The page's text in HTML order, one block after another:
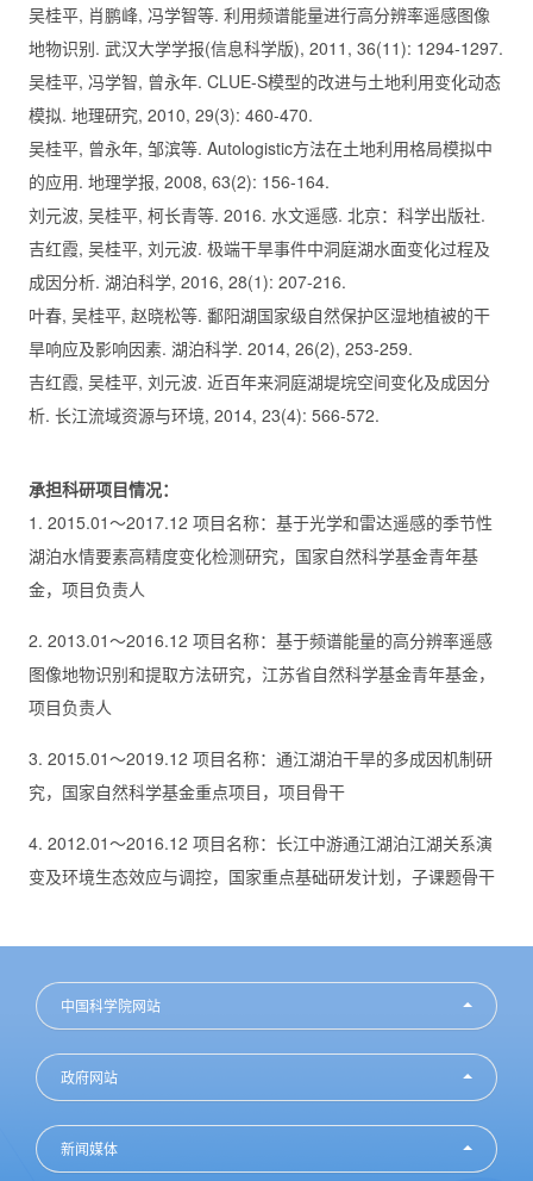
吴桂平, 肖鹏峰, 冯学智等. 利用频谱能量进行高分辨率遥感图像
地物识别. 武汉大学学报(信息科学版), 2011, 36(11): 1294-1297.
吴桂平, 冯学智, 曾永年. CLUE-S模型的改进与土地利用变化动态
模拟. 地理研究, 2010, 29(3): 460-470.
吴桂平, 曾永年, 邹滨等. Autologistic方法在土地利用格局模拟中
的应用. 地理学报, 2008, 63(2): 156-164.
刘元波, 吴桂平, 柯长青等. 2016. 水文遥感. 北京：科学出版社.
吉红霞, 吴桂平, 刘元波. 极端干旱事件中洞庭湖水面变化过程及
成因分析. 湖泊科学, 2016, 28(1): 207-216.
叶春, 吴桂平, 赵晓松等. 鄱阳湖国家级自然保护区湿地植被的干
旱响应及影响因素. 湖泊科学. 2014, 26(2), 253-259.
吉红霞, 吴桂平, 刘元波. 近百年来洞庭湖堤垸空间变化及成因分
析. 长江流域资源与环境, 2014, 23(4): 566-572.
承担科研项目情况：
1. 2015.01～2017.12 项目名称：基于光学和雷达遥感的季节性
湖泊水情要素高精度变化检测研究，国家自然科学基金青年基
金，项目负责人
2. 2013.01～2016.12 项目名称：基于频谱能量的高分辨率遥感
图像地物识别和提取方法研究，江苏省自然科学基金青年基金，
项目负责人
3. 2015.01～2019.12 项目名称：通江湖泊干旱的多成因机制研
究，国家自然科学基金重点项目，项目骨干
4. 2012.01～2016.12 项目名称：长江中游通江湖泊江湖关系演
变及环境生态效应与调控，国家重点基础研发计划，子课题骨干
中国科学院网站
政府网站
新闻媒体